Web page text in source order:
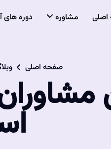
مشاوره دوره های
صفحه اصلی